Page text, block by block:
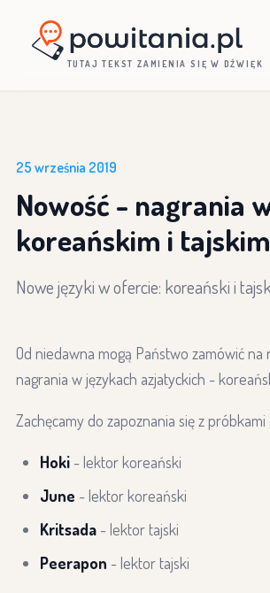
TUTAJ TEKST ZAMIENIA SIĘ W DŹWIĘK
25 września 2019
Nowość - nagrania
koreańskim i tajskim
Nowe języki w ofercie: koreański i
Od niedawna mogą Państwo zamówić na
nagrania w językach azjatyckich -
Zachęcamy do zapoznania się z próbkami
Hoki - lektor koreański
June - lektor koreański
Kritsada - lektor tajski
Peerapon - lektor tajski